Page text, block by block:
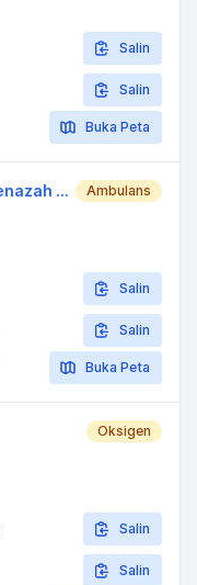
Salin
Salin
Buka Peta
Jasa Sewa Ambulans dan Mobil Jenazah Lampung Ambulans
Salin
Salin
Buka Peta
Oksigen
Salin
Salin